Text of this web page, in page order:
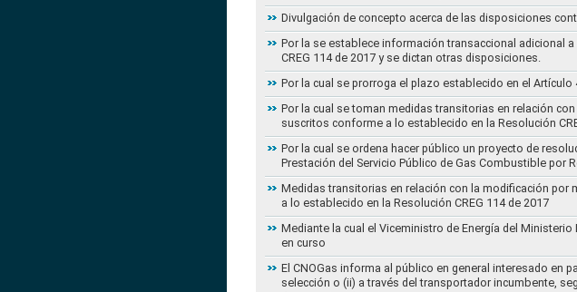
Divulgación de concepto acerca de las disposiciones
Por la se establece información transaccional adicional
CREG 114 de 2017 y se dictan otras disposiciones.
Por la cual se prorroga el plazo establecido en el Artículo
Por la cual se toman medidas transitorias en relación
suscritos conforme a lo establecido en la Resolución
Por la cual se ordena hacer público un proyecto de
Prestación del Servicio Público de Gas Combustible por
Medidas transitorias en relación con la modificación
a lo establecido en la Resolución CREG 114 de 2017
Mediante la cual el Viceministro de Energía del
en curso
El CNOGas informa al público en general interesado en
selección o (ii) a través del transportador incumbente,